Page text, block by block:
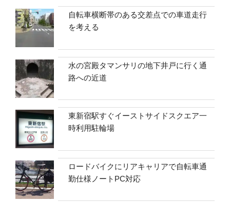
自転車横断帯のある交差点での車道走行
を考える
水の宮殿タマンサリの地下井戸に行く通
路への近道
東新宿駅すぐイーストサイドスクエア一
時利用駐輪場
ロードバイクにリアキャリアで自転車通
勤仕様ノートPC対応